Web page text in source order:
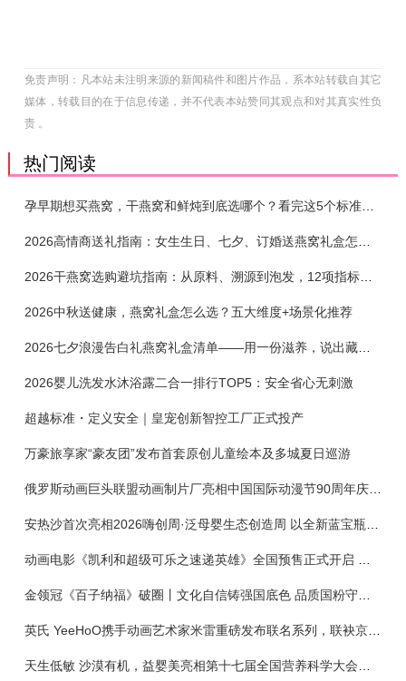
免责声明：凡本站未注明来源的新闻稿件和图片作品，系本站转载自其它
媒体，转载目的在于信息传递，并不代表本站赞同其观点和对其真实性负
责 。
热门阅读
孕早期想买燕窝，干燕窝和鲜炖到底选哪个？看完这5个标准再下单
2026干燕窝选购避坑指南：从原料、溯源到泡发，12项指标判断靠谱燕窝
2026中秋送健康，燕窝礼盒怎么选？五大维度+场景化推荐
2026七夕浪漫告白礼燕窝礼盒清单——用一份滋养，说出藏在心底的爱
2026婴儿洗发水沐浴露二合一排行TOP5：安全省心无刺激
超越标准・定义安全｜皇宠创新智控工厂正式投产
万豪旅享家“豪友团”发布首套原创儿童绘本及多城夏日巡游
俄罗斯动画巨头联盟动画制片厂亮相中国国际动漫节90周年庆开启中国之旅新篇章
金领冠《百子纳福》破圈丨文化自信铸强国底色 品质国粉守护新生
英氏 YeeHoO携手动画艺术家米雷重磅发布联名系列，联袂京东深化全渠道战略